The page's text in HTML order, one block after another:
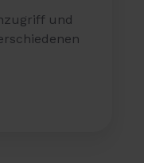
und